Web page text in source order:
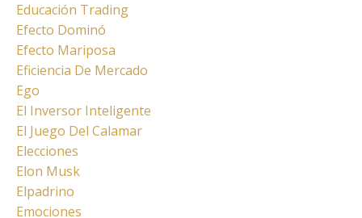
Educación Trading
Efecto Dominó
Efecto Mariposa
Eficiencia De Mercado
Ego
El Inversor Inteligente
El Juego Del Calamar
Elecciones
Elon Musk
Elpadrino
Emociones